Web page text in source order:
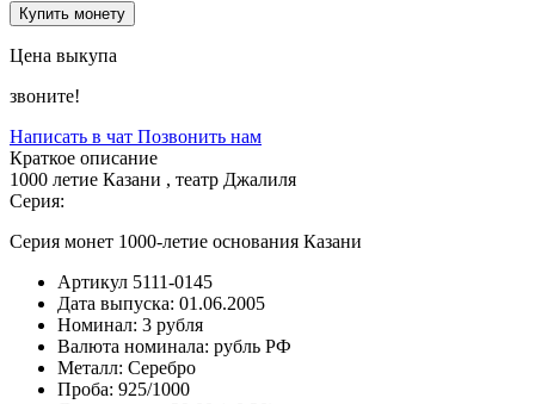
Купить монету
Цена выкупа
звоните!
Написать в чат Позвонить нам
Краткое описание
1000 летие Казани , театр Джалиля
Серия:
Серия монет 1000-летие основания Казани
Артикул 5111-0145
Дата выпуска: 01.06.2005
Номинал: 3 рубля
Валюта номинала: рубль РФ
Металл: Серебро
Проба: 925/1000